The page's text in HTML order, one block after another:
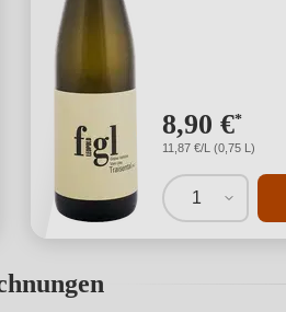
8,90 €*
11,87 €/L (0,75 L)
1